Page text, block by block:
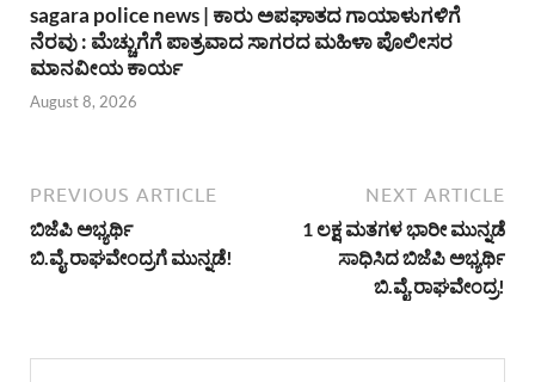
sagara police news | ಕಾರು ಅಪಘಾತದ ಗಾಯಾಳುಗಳಿಗೆ
ನೆರವು : ಮೆಚ್ಚುಗೆಗೆ ಪಾತ್ರವಾದ ಸಾಗರದ ಮಹಿಳಾ ಪೊಲೀಸರ
ಮಾನವೀಯ ಕಾರ್ಯ
August 8, 2026
PREVIOUS ARTICLE
ಬಿಜೆಪಿ ಅಭ್ಯರ್ಥಿ
ಬಿ.ವೈ.ರಾಘವೇಂದ್ರಗೆ ಮುನ್ನಡೆ!
NEXT ARTICLE
1 ಲಕ್ಷ ಮತಗಳ ಭಾರೀ ಮುನ್ನಡೆ
ಸಾಧಿಸಿದ ಬಿಜೆಪಿ ಅಭ್ಯರ್ಥಿ
ಬಿ.ವೈ.ರಾಘವೇಂದ್ರ!